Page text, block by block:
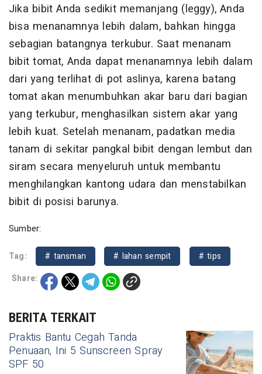
Jika bibit Anda sedikit memanjang (leggy), Anda
bisa menanamnya lebih dalam, bahkan hingga
sebagian batangnya terkubur. Saat menanam
bibit tomat, Anda dapat menanamnya lebih dalam
dari yang terlihat di pot aslinya, karena batang
tomat akan menumbuhkan akar baru dari bagian
yang terkubur, menghasilkan sistem akar yang
lebih kuat. Setelah menanam, padatkan media
tanam di sekitar pangkal bibit dengan lembut dan
siram secara menyeluruh untuk membantu
menghilangkan kantong udara dan menstabilkan
bibit di posisi barunya.
Sumber:
Tag: # tansman # lahan sempit
# tips
Share:
BERITA TERKAIT
Praktis Bantu Cegah Tanda
Penuaan, Ini 5 Sunscreen Spray
SPF 50